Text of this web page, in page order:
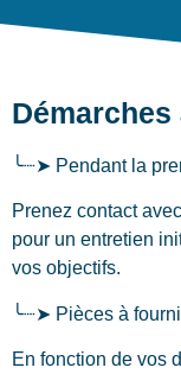
╰┈➤ Pendant la
Prenez contact
pour un entretien
vos objectifs.
╰┈➤ Pièces à
En fonction de vos